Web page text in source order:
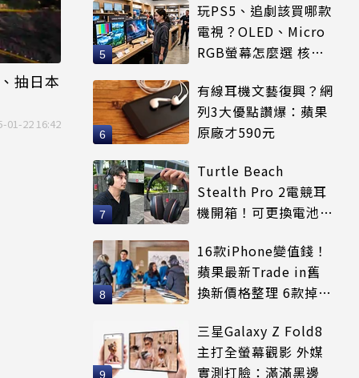
抽日本
01-22 16:42
玩PS5、追劇該買哪款
電視？OLED、Micro
RGB螢幕怎麼選 核心
有線耳機文藝復興？網
列3大優點讚爆：蘋果
原廠才590元
Turtle Beach
Stealth Pro 2電競耳
機開箱！可更換電池、
平台
16款iPhone變值錢！
蘋果最新Trade in舊
換新價格整理 6款掉
三星Galaxy Z Fold8
主打全螢幕觀影 外媒
實測打臉：滿滿黑邊